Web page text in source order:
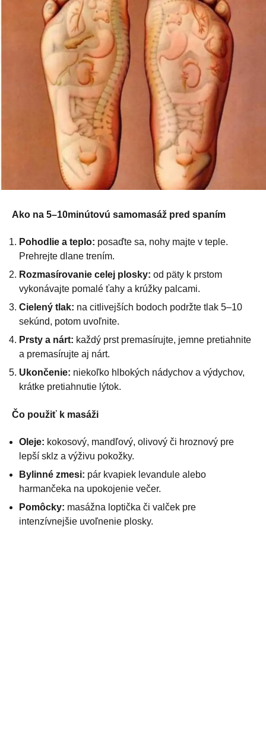
Ako na 5–10minútovú samomasáž pred spaním
Pohodlie a teplo: posaďte sa, nohy majte v teple.
Prehrejte dlane trením.
Rozmasírovanie celej plosky: od päty k prstom
vykonávajte pomalé ťahy a krúžky palcami.
Cielený tlak: na citlivejších bodoch podržte tlak 5–10
sekúnd, potom uvoľnite.
Prsty a nárt: každý prst premasírujte, jemne pretiahnite
a premasírujte aj nárt.
Ukončenie: niekoľko hlbokých nádychov a výdychov,
krátke pretiahnutie lýtok.
Čo použiť k masáži
Oleje: kokosový, mandľový, olivový či hroznový pre
lepší sklz a výživu pokožky.
Bylinné zmesi: pár kvapiek levandule alebo
harmančeka na upokojenie večer.
Pomôcky: masážna loptička či valček pre
intenzívnejšie uvoľnenie plosky.